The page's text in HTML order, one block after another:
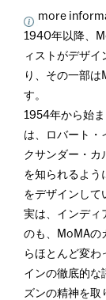
more
1940年以降、
ィストがデザ
り、その一部
す。
1954年から始
は、ロバート・
クサンダー・カ
を知られるよう
をデザインして
実は、インディ
のも、MoMAの
らほとんど変わ
インの徹底的な
ズンの精神を取